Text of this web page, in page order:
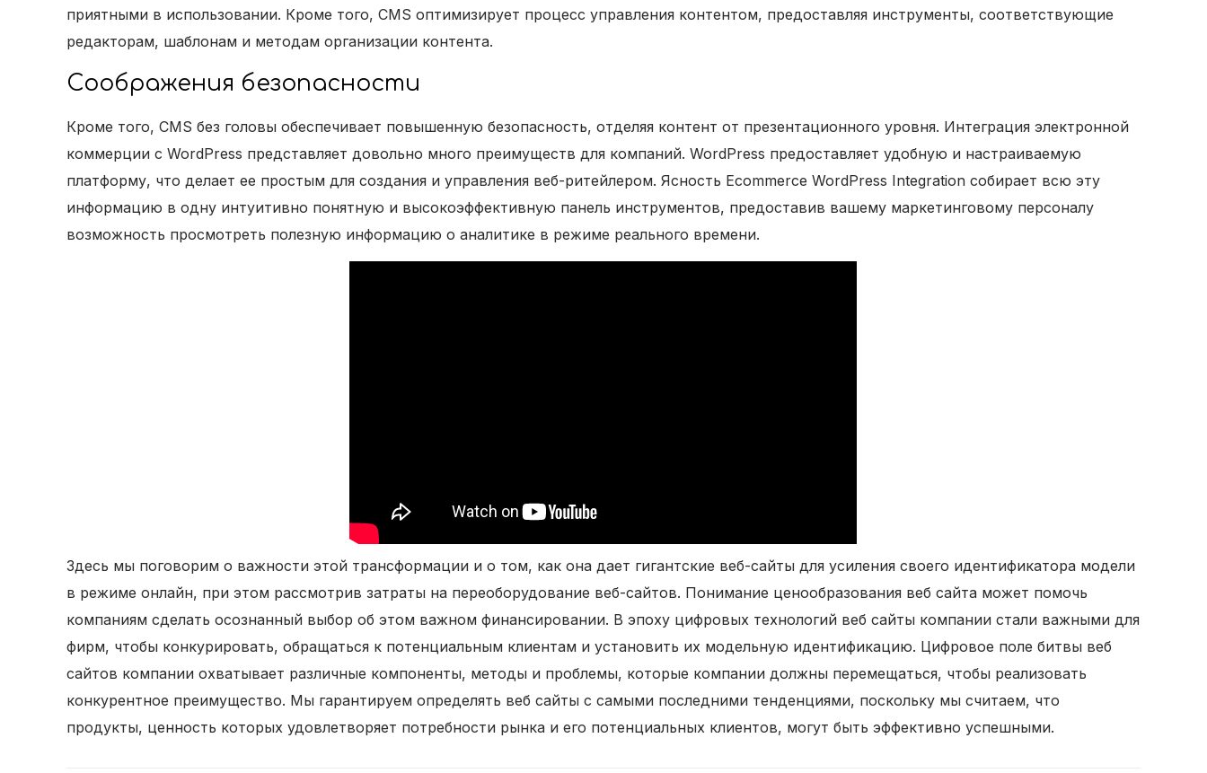
приятными в использовании. Кроме того, CMS оптимизирует процесс управления контентом, предоставляя инструменты, соответствующие
редакторам, шаблонам и методам организации контента.
Соображения безопасности
Кроме того, CMS без головы обеспечивает повышенную безопасность, отделяя контент от презентационного уровня. Интеграция электронной
коммерции с WordPress представляет довольно много преимуществ для компаний. WordPress предоставляет удобную и настраиваемую
платформу, что делает ее простым для создания и управления веб-ритейлером. Ясность Ecommerce WordPress Integration собирает всю эту
информацию в одну интуитивно понятную и высокоэффективную панель инструментов, предоставив вашему маркетинговому персоналу
возможность просмотреть полезную информацию о аналитике в режиме реального времени.
Здесь мы поговорим о важности этой трансформации и о том, как она дает гигантские веб-сайты для усиления своего идентификатора модели
в режиме онлайн, при этом рассмотрив затраты на переоборудование веб-сайтов. Понимание ценообразования веб сайта может помочь
компаниям сделать осознанный выбор об этом важном финансировании. В эпоху цифровых технологий веб сайты компании стали важными для
фирм, чтобы конкурировать, обращаться к потенциальным клиентам и установить их модельную идентификацию. Цифровое поле битвы веб
сайтов компании охватывает различные компоненты, методы и проблемы, которые компании должны перемещаться, чтобы реализовать
конкурентное преимущество. Мы гарантируем определять веб сайты с самыми последними тенденциями, поскольку мы считаем, что
продукты, ценность которых удовлетворяет потребности рынка и его потенциальных клиентов, могут быть эффективно успешными.